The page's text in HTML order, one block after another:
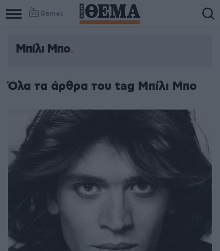
Games
Μπίλι Μπο
Όλα τα άρθρα του tag Μπίλι Μπο